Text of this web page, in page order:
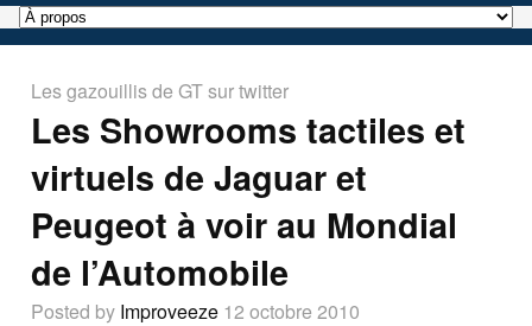
Les gazouillis de GT sur twitter
Les Showrooms tactiles et
virtuels de Jaguar et
Peugeot à voir au Mondial
de l’Automobile
Posted by Improveeze 12 octobre 2010